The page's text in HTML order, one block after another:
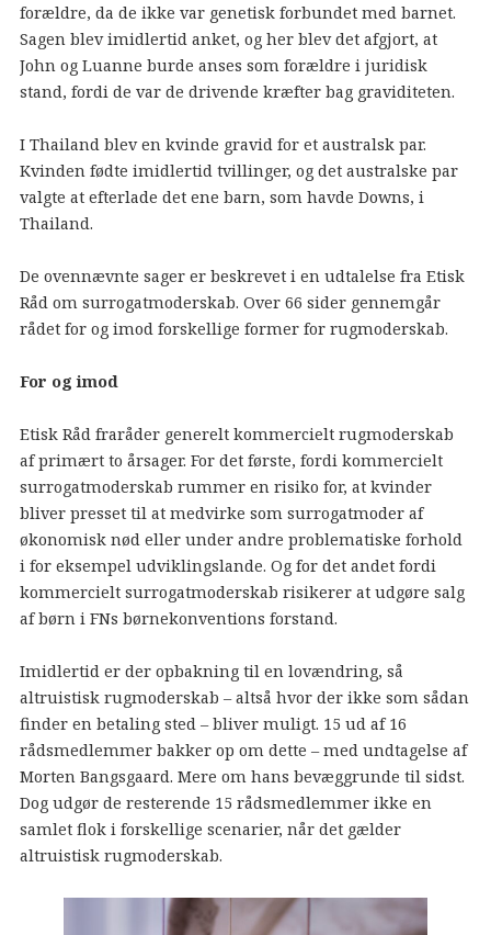
forældre, da de ikke var genetisk forbundet med barnet.
Sagen blev imidlertid anket, og her blev det afgjort, at
John og Luanne burde anses som forældre i juridisk
stand, fordi de var de drivende kræfter bag graviditeten.
I Thailand blev en kvinde gravid for et australsk par.
Kvinden fødte imidlertid tvillinger, og det australske par
valgte at efterlade det ene barn, som havde Downs, i
Thailand.
De ovennævnte sager er beskrevet i en udtalelse fra Etisk
Råd om surrogatmoderskab. Over 66 sider gennemgår
rådet for og imod forskellige former for rugmoderskab.
For og imod
Etisk Råd fraråder generelt kommercielt rugmoderskab
af primært to årsager. For det første, fordi kommercielt
surrogatmoderskab rummer en risiko for, at kvinder
bliver presset til at medvirke som surrogatmoder af
økonomisk nød eller under andre problematiske forhold
i for eksempel udviklingslande. Og for det andet fordi
kommercielt surrogatmoderskab risikerer at udgøre salg
af børn i FNs børnekonventions forstand.
Imidlertid er der opbakning til en lovændring, så
altruistisk rugmoderskab – altså hvor der ikke som sådan
finder en betaling sted – bliver muligt. 15 ud af 16
rådsmedlemmer bakker op om dette – med undtagelse af
Morten Bangsgaard. Mere om hans bevæggrunde til sidst.
Dog udgør de resterende 15 rådsmedlemmer ikke en
samlet flok i forskellige scenarier, når det gælder
altruistisk rugmoderskab.